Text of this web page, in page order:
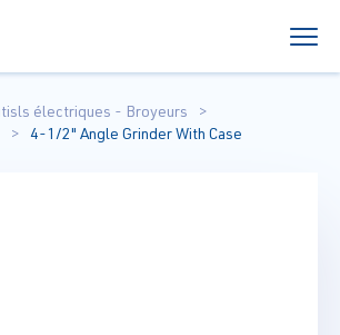
électriques - Broyeurs
4-1/2" Angle Grinder With Case